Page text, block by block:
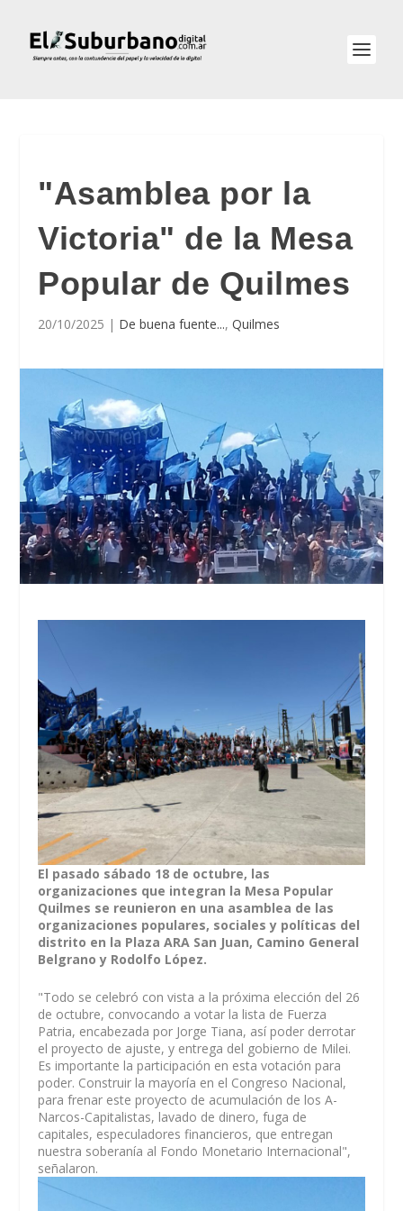
"Asamblea por la
Victoria" de la Mesa
Popular de Quilmes
20/10/2025 | De buena fuente...,Quilmes
El pasado sábado 18 de octubre, las
organizaciones que integran la Mesa Popular
Quilmes se reunieron en una asamblea de las
organizaciones populares, sociales y políticas del
distrito en la Plaza ARA San Juan, Camino General
Belgrano y Rodolfo López.
"Todo se celebró con vista a la próxima elección del 26
de octubre, convocando a votar la lista de Fuerza
Patria, encabezada por Jorge Tiana, así poder derrotar
el proyecto de ajuste, y entrega del gobierno de Milei.
Es importante la participación en esta votación para
poder. Construir la mayoría en el Congreso Nacional,
para frenar este proyecto de acumulación de los A-
Narcos-Capitalistas, lavado de dinero, fuga de
capitales, especuladores financieros, que entregan
nuestra soberanía al Fondo Monetario Internacional",
señalaron.